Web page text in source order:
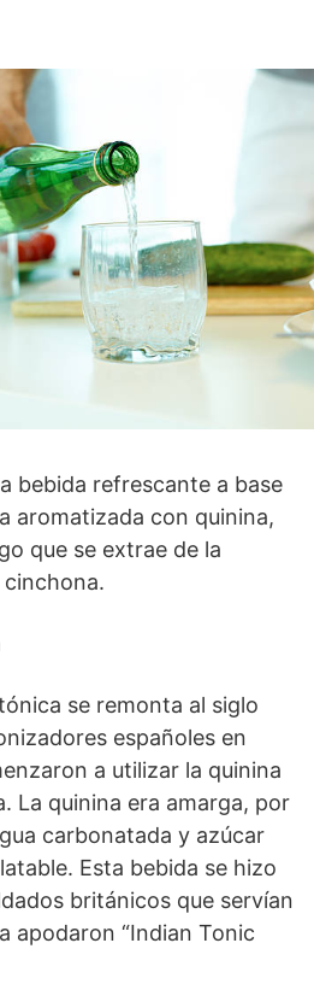
bebida refrescante a base
aromatizada con quinina,
que se extrae de la
se remonta al siglo
españoles en
a utilizar la quinina
La quinina era amarga, por
carbonatada y azúcar
Esta bebida se hizo
británicos que servían
apodaron “Indian Tonic